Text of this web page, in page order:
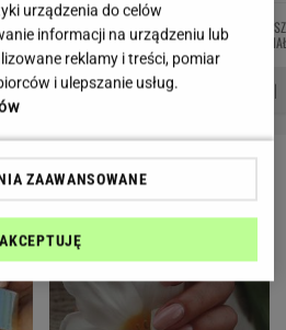
MICHAŁ
TRELA
MARCIN
KOZŁOWSKI
ZNAK Z '30' WISŁAWA SZYMBORSKA
OKAZJE
urządzenia do celów
informacji na urządzeniu lub
reklamy i treści, pomiar
i ulepszanie usług.
ZAAWANSOWANE
AKCEPTUJĘ